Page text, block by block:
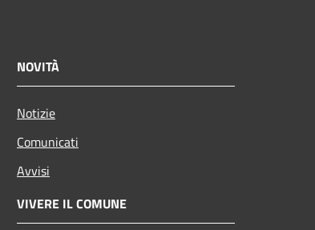
NOVITÀ
Notizie
Comunicati
Avvisi
VIVERE IL COMUNE